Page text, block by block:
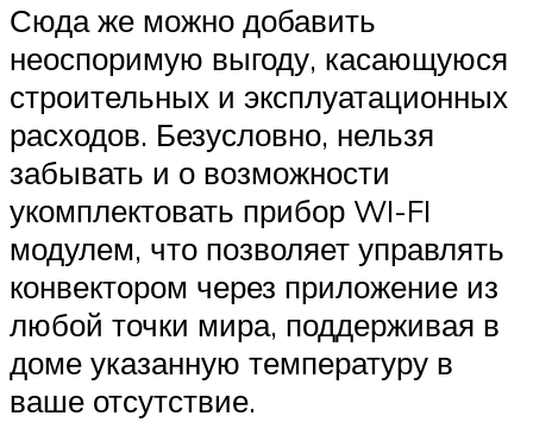
Сюда же можно добавить
неоспоримую выгоду, касающуюся
строительных и эксплуатационных
расходов. Безусловно, нельзя
забывать и о возможности
укомплектовать прибор WI-FI
модулем, что позволяет управлять
конвектором через приложение из
любой точки мира, поддерживая в
доме указанную температуру в
ваше отсутствие.